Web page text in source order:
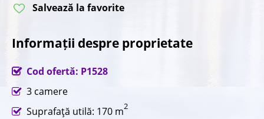
Salvează la favorite
Informații despre proprietate
Cod ofertă: P1528
3 camere
Suprafaţă utilă: 170 m2